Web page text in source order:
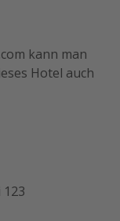
kann man
Hotel auch